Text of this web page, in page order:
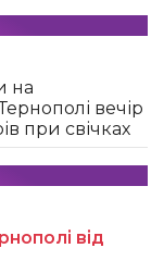
на
вечір
при свічках
від